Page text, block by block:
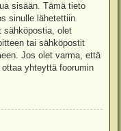
sisään. Tämä tieto
sinulle lähetettiin
sähköpostia, olet
tai sähköpostit
Jos olet varma, että
yhteyttä foorumin